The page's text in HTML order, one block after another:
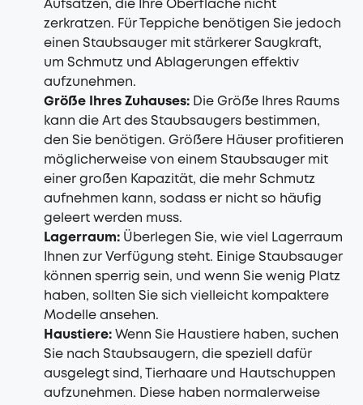
Aufsätzen, die Ihre Oberfläche nicht
zerkratzen. Für Teppiche benötigen Sie jedoch
einen Staubsauger mit stärkerer Saugkraft,
um Schmutz und Ablagerungen effektiv
aufzunehmen.
Größe Ihres Zuhauses: Die Größe Ihres Raums
kann die Art des Staubsaugers bestimmen,
den Sie benötigen. Größere Häuser profitieren
möglicherweise von einem Staubsauger mit
einer großen Kapazität, die mehr Schmutz
aufnehmen kann, sodass er nicht so häufig
geleert werden muss.
Lagerraum: Überlegen Sie, wie viel Lagerraum
Ihnen zur Verfügung steht. Einige Staubsauger
können sperrig sein, und wenn Sie wenig Platz
haben, sollten Sie sich vielleicht kompaktere
Modelle ansehen.
Haustiere: Wenn Sie Haustiere haben, suchen
Sie nach Staubsaugern, die speziell dafür
ausgelegt sind, Tierhaare und Hautschuppen
aufzunehmen. Diese haben normalerweise